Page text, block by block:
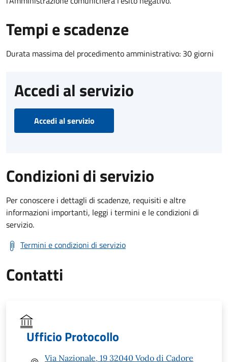
Tempi e scadenze
Durata massima del procedimento amministrativo: 30 giorni
Accedi al servizio
Accedi al servizio
Condizioni di servizio
Per conoscere i dettagli di scadenze, requisiti e altre
informazioni importanti, leggi i termini e le condizioni di
servizio.
Termini e condizioni di servizio
Contatti
Ufficio Protocollo
Via Nazionale, 19 32040 Vodo di Cadore